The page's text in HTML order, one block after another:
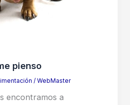
pienso
/ WebMaster
encontramos a